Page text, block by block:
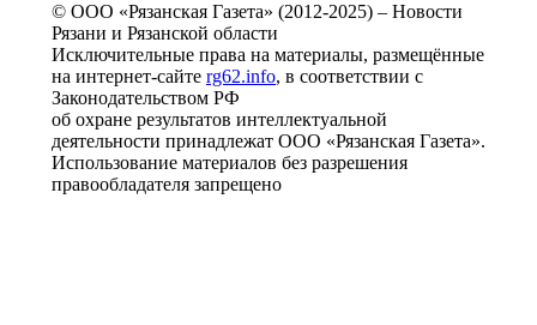
© ООО «Рязанская Газета» (2012-2025) – Новости
Рязани и Рязанской области
Исключительные права на материалы, размещённые
на интернет-сайте rg62.info, в соответствии с
Законодательством РФ
об охране результатов интеллектуальной
деятельности принадлежат ООО «Рязанская Газета».
Использование материалов без разрешения
правообладателя запрещено